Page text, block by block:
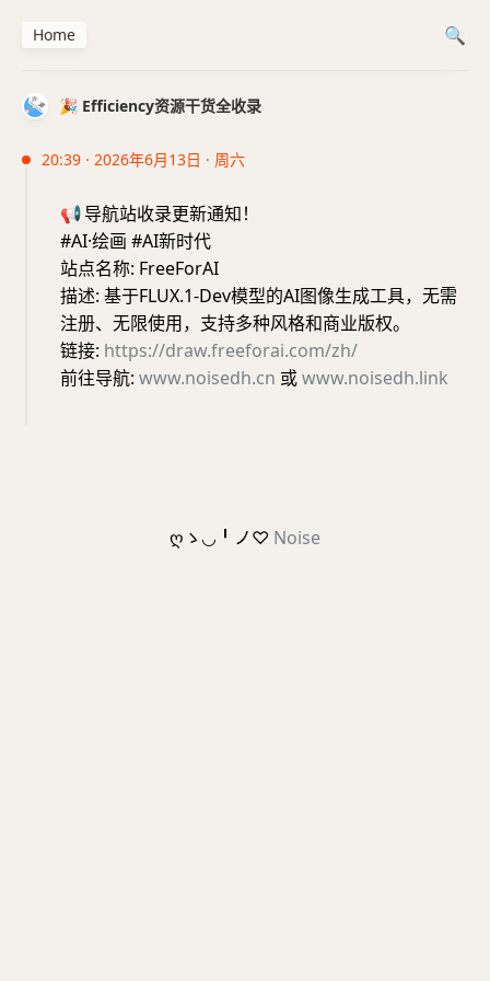
🎉 Efficiency资源干货全收录
20:39 · 2026年6月13日 · 周六
📢导航站收录更新通知！
#AI·绘画 #AI新时代
站点名称: FreeForAI
描述: 基于FLUX.1-Dev模型的AI图像生成工具，无需
注册、无限使用，支持多种风格和商业版权。
链接: https://draw.freeforai.com/zh/
前往导航: www.noisedh.cn 或www.noisedh.link
Home
ღゝ◡╹ノ♡ Noise